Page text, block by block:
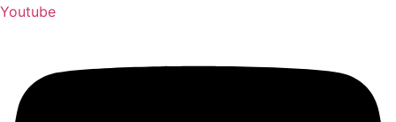
Youtube